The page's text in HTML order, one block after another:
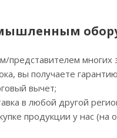
многих
вы получаете
вычет;
в любой другой
продукции у нас (на